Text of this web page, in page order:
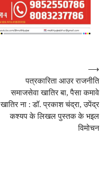
पत्रकारिता आउर राजनीति
समाजसेवा खातिर बा, पैसा कमावे
खातिर ना : डॉ. प्रकाश चंद्रा, उपेंद्र
कश्यप के लिखल पुस्तक के भइल
विमोचन
⟶